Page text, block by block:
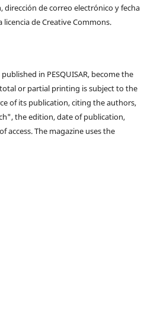
dirección de correo electrónico y fecha
licencia de Creative Commons.
in PESQUISAR, become the
or partial printing is subject to the
of its publication, citing the authors,
the edition, date of publication,
access. The magazine uses the